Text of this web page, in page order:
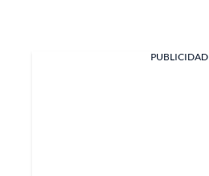
PUBLICIDAD